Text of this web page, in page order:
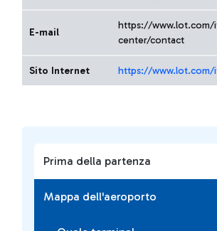
Prima della partenza
Mappa dell'aeroporto
E-mail
https://
center/contact
Sito Internet https://